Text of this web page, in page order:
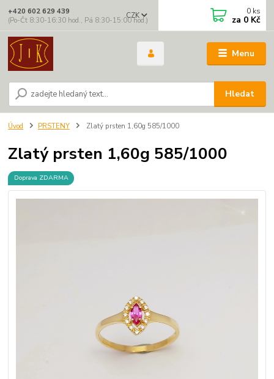
Menu
CZK
Hledat
+420 602 629 439
(Po-Čt 8:30-16:30 hod., Pá 8:30-15:00 hod.)
0 ks
za 0 Kč
Úvod PRSTENY Zlatý prsten 1,60g 585/1000
Zlatý prsten 1,60g 585/1000
Doprava ZDARMA